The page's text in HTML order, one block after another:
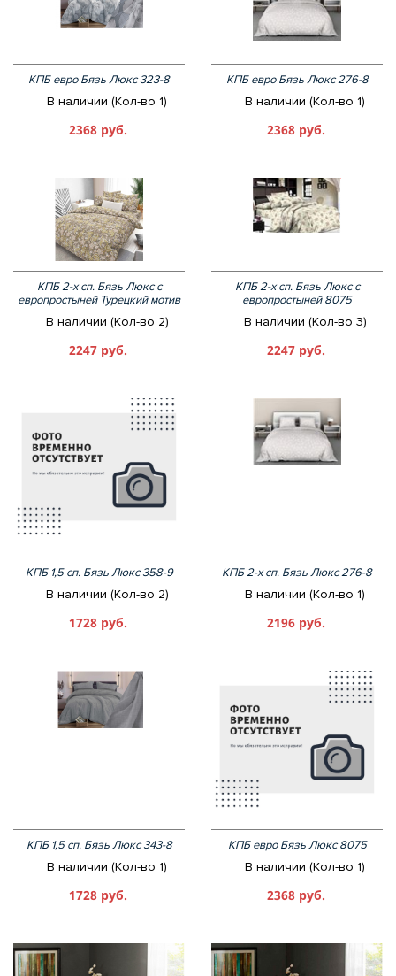
КПБ евро Бязь Люкс 323-8
В наличии (Кол-во 1)
2368 руб.
КПБ евро Бязь Люкс 276-8
В наличии (Кол-во 1)
2368 руб.
КПБ 2-х сп. Бязь Люкс с
европростыней Турецкий мотив
В наличии (Кол-во 2)
2247 руб.
КПБ 2-х сп. Бязь Люкс с
европростыней 8075
В наличии (Кол-во 3)
2247 руб.
КПБ 1,5 сп. Бязь Люкс 358-9
В наличии (Кол-во 2)
1728 руб.
КПБ 2-х сп. Бязь Люкс 276-8
В наличии (Кол-во 1)
2196 руб.
КПБ 1,5 сп. Бязь Люкс 343-8
В наличии (Кол-во 1)
1728 руб.
КПБ евро Бязь Люкс 8075
В наличии (Кол-во 1)
2368 руб.